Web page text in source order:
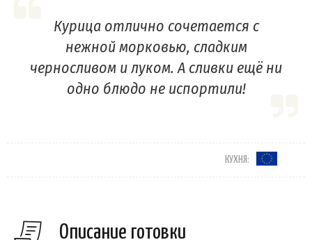
Курица отлично сочетается с
нежной морковью, сладким
черносливом и луком. А сливки ещё ни
одно блюдо не испортили!
КУХНЯ:
Описание готовки